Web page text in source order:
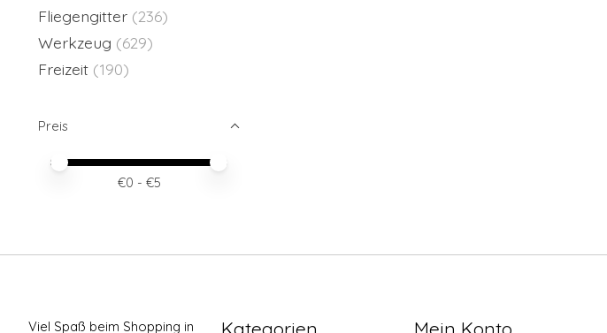
Fliegengitter (236)
Werkzeug (629)
Freizeit (190)
Preis
Preis – Mindestwert
Price maximum value
€0 - €5
Viel Spaß beim Shopping in